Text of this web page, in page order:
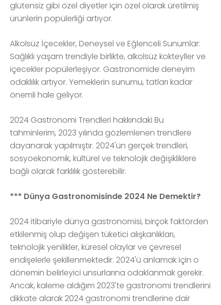
glütensiz gibi özel diyetler için özel olarak üretilmiş
ürünlerin popülerliği artıyor.
Alkolsüz İçecekler, Deneysel ve Eğlenceli Sunumlar:
Sağlıklı yaşam trendiyle birlikte, alkolsüz kokteyller ve
içecekler popülerleşiyor. Gastronomide deneyim
odaklılık artıyor. Yemeklerin sunumu, tatları kadar
önemli hale geliyor.
2024 Gastronomi Trendleri hakkındaki Bu
tahminlerim, 2023 yılında gözlemlenen trendlere
dayanarak yapılmıştır. 2024'ün gerçek trendleri,
sosyoekonomik, kültürel ve teknolojik değişikliklere
bağlı olarak farklılık gösterebilir.
*** Dünya Gastronomisinde 2024 Ne Demektir?
2024 itibariyle dünya gastronomisi, birçok faktörden
etkilenmiş olup değişen tüketici alışkanlıkları,
teknolojik yenilikler, küresel olaylar ve çevresel
endişelerle şekillenmektedir. 2024'ü anlamak için o
dönemin belirleyici unsurlarına odaklanmak gerekir.
Ancak, kaleme aldığım 2023'te gastronomi trendlerini
dikkate alarak 2024 gastronomi trendlerine dair